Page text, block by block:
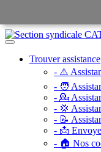
Toggle
navigationTrouver assistance
- ⚠️
- 🧑
- 💁
- 💢
- 📝
- 📩
- 🏠 Nos